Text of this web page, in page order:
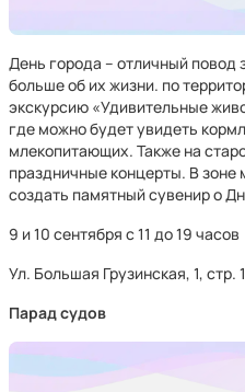
День города – отличный повод
больше об их жизни. по
экскурсию «Удивительные
где можно будет увидеть
млекопитающих. Также на
праздничные концерты. В зоне
создать памятный сувенир о
9 и 10 сентября с 11 до 19 часов
Ул. Большая Грузинская, 1, стр.
Парад судов